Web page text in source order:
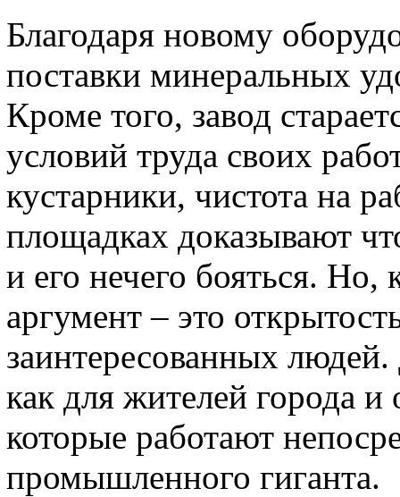
Благодаря новому
поставки минеральных
Кроме того, завод
условий труда своих
кустарники, чистота на
площадках доказывают
и его нечего бояться.
аргумент – это
заинтересованных
как для жителей города
которые работают
промышленного гиганта.